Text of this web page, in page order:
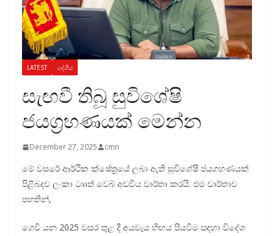
LATEST දේශීය
සැඟවී තිබූ සුවිශේෂි
ජයග්‍රහණයක් මෙන්න
December 27, 2025 cmn
මේ වසරේ ආර්ථික ක්ෂේත්‍රයේ ලබා ඇති සුවිශේෂී ජයගහණයක්
පිළිබදව ලංකා ටෘෘත් වෙබ් අඩවිය වාර්තා කරයි. එම වාර්තාව
පහතින්,
ගෙවී යන 2025 වසර තුළ දී අයවැය හිඟය පියවීම සඳහා විදේශ